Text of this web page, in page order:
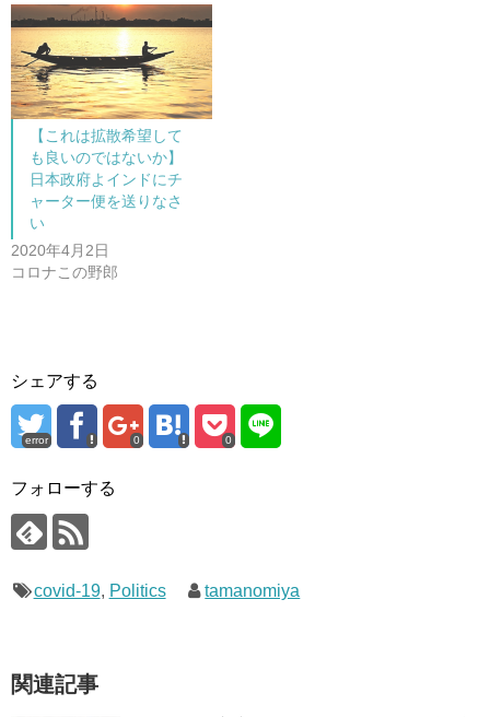
で
開
き
ま
す
)
(
新
し
い
ウ
ィ
ン
ド
ウ
で
開
き
ま
す
)
【これは拡散希望して
も良いのではないか】
日本政府よインドにチ
ャーター便を送りなさ
い
2020年4月2日
コロナこの野郎
シェアする
error 0 0
フォローする
covid-19, Politics tamanomiya
関連記事